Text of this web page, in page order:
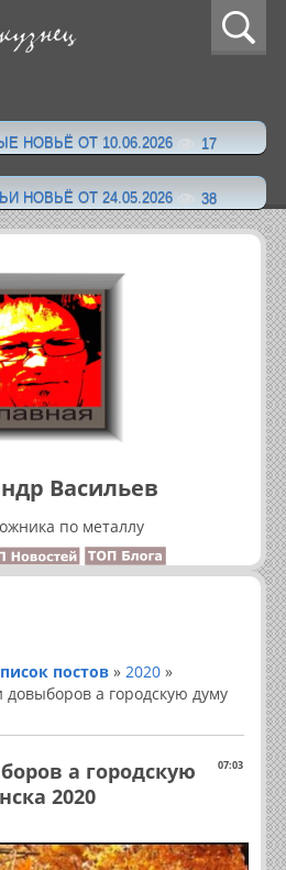
НОВЬЁ ОТ 10.06.2026 17
НОВЬЁ ОТ 24.05.2026 38
Васильев
по металлу
постов » 2020 »
довыборов а городскую думу
07:03
а городскую
2020